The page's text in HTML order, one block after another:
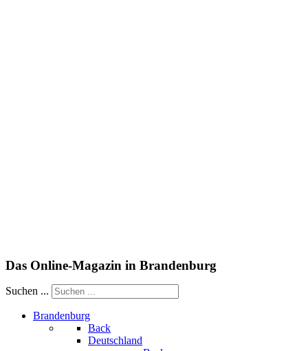
Das Online-Magazin in Brandenburg
Suchen ...
Brandenburg
Back
Deutschland